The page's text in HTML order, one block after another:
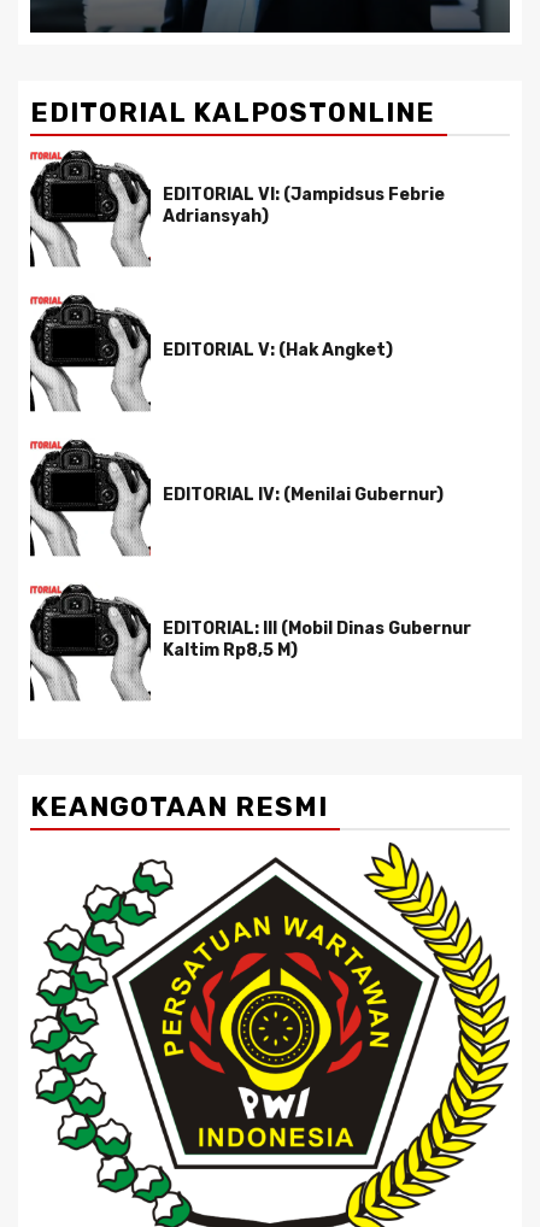
EDITORIAL KALPOSTONLINE
EDITORIAL VI: (Jampidsus Febrie
Adriansyah)
EDITORIAL V: (Hak Angket)
EDITORIAL IV: (Menilai Gubernur)
EDITORIAL: III (Mobil Dinas Gubernur
Kaltim Rp8,5 M)
KEANGOTAAN RESMI